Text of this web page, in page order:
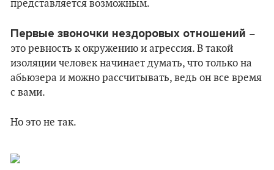
представляется возможным.
Первые звоночки нездоровых отношений –
это ревность к окружению и агрессия. В такой
изоляции человек начинает думать, что только на
абьюзера и можно рассчитывать, ведь он все время
с вами.
Но это не так.